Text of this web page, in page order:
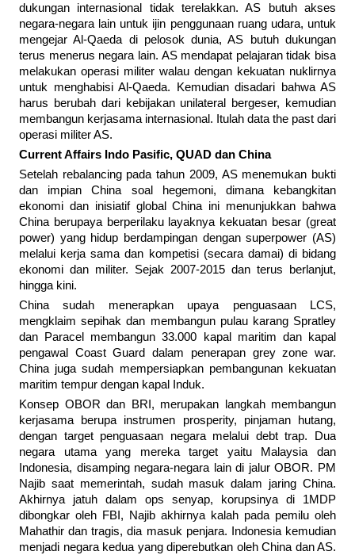
dukungan internasional tidak terelakkan. AS butuh akses
negara-negara lain untuk ijin penggunaan ruang udara, untuk
mengejar Al-Qaeda di pelosok dunia, AS butuh dukungan
terus menerus negara lain. AS mendapat pelajaran tidak bisa
melakukan operasi militer walau dengan kekuatan nuklirnya
untuk menghabisi Al-Qaeda. Kemudian disadari bahwa AS
harus berubah dari kebijakan unilateral bergeser, kemudian
membangun kerjasama internasional. Itulah data the past dari
operasi militer AS.
Current Affairs Indo Pasific, QUAD dan China
Setelah rebalancing pada tahun 2009, AS menemukan bukti
dan impian China soal hegemoni, dimana kebangkitan
ekonomi dan inisiatif global China ini menunjukkan bahwa
China berupaya berperilaku layaknya kekuatan besar (great
power) yang hidup berdampingan dengan superpower (AS)
melalui kerja sama dan kompetisi (secara damai) di bidang
ekonomi dan militer. Sejak 2007-2015 dan terus berlanjut,
hingga kini.
China sudah menerapkan upaya penguasaan LCS,
mengklaim sepihak dan membangun pulau karang Spratley
dan Paracel membangun 33.000 kapal maritim dan kapal
pengawal Coast Guard dalam penerapan grey zone war.
China juga sudah mempersiapkan pembangunan kekuatan
maritim tempur dengan kapal Induk.
Konsep OBOR dan BRI, merupakan langkah membangun
kerjasama berupa instrumen prosperity, pinjaman hutang,
dengan target penguasaan negara melalui debt trap. Dua
negara utama yang mereka target yaitu Malaysia dan
Indonesia, disamping negara-negara lain di jalur OBOR. PM
Najib saat memerintah, sudah masuk dalam jaring China.
Akhirnya jatuh dalam ops senyap, korupsinya di 1MDP
dibongkar oleh FBI, Najib akhirnya kalah pada pemilu oleh
Mahathir dan tragis, dia masuk penjara. Indonesia kemudian
menjadi negara kedua yang diperebutkan oleh China dan AS.